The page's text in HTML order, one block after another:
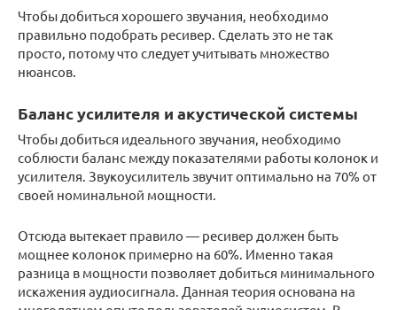
Чтобы добиться хорошего звучания, необходимо
правильно подобрать ресивер. Сделать это не так
просто, потому что следует учитывать множество
нюансов.
Баланс усилителя и акустической системы
Чтобы добиться идеального звучания, необходимо
соблюсти баланс между показателями работы колонок и
усилителя. Звукоусилитель звучит оптимально на 70% от
своей номинальной мощности.
Отсюда вытекает правило — ресивер должен быть
мощнее колонок примерно на 60%. Именно такая
разница в мощности позволяет добиться минимального
искажения аудиосигнала. Данная теория основана на